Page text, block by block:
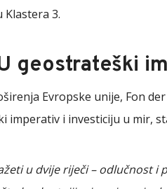
3.
geostrateški
Evropske unije, Fon
imperativ i investiciju u mir,
u dvije riječi – odlučnost i